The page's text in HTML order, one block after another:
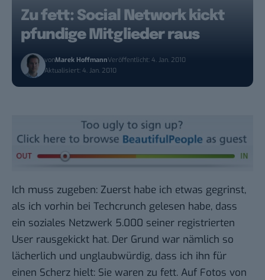
Zu fett: Social Network kickt
pfundige Mitglieder raus
vonMarek HoffmannVeröffentlicht: 4. Jan. 2010
Aktualisiert: 4. Jan. 2010
Ich muss zugeben: Zuerst habe ich etwas gegrinst,
als ich vorhin bei Techcrunch gelesen habe, dass
ein soziales Netzwerk 5.000 seiner registrierten
User rausgekickt hat. Der Grund war nämlich so
lächerlich und unglaubwürdig, dass ich ihn für
einen Scherz hielt: Sie waren zu fett. Auf Fotos von